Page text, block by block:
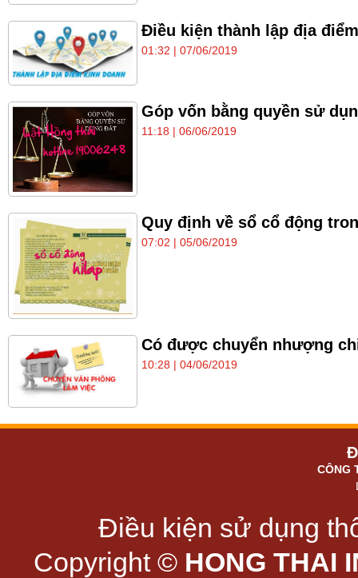
Điều kiện thành lập địa
01:32 | 07/06/2019
Góp vốn bằng quyền sử
11:18 | 06/06/2019
Quy định về sổ cổ động
07:02 | 05/06/2019
Có được chuyển nhượng
10:28 | 04/06/2019
CÔNG
Điều kiện sử dụng
Copyright © HONG THAI